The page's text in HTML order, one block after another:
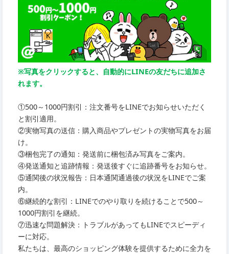
※写真をクリックすると、自動的にLINEの友だちに追加さ
れます。
①500～1000円割引：注文番号をLINEでお知らせいただく
と割引適用。
②実物写真の送信：購入商品やプレゼントの実物写真をお届
け。
③梱包完了の通知：発送前に梱包済み写真をご案内。
④発送通知と追跡情報：発送後すぐに追跡番号をお知らせ。
⑤通関後の状況報告：日本通関通過後の状況をLINEでご案
内。
⑥継続的な割引：LINEでのやり取りを続けることで500～
1000円割引を継続。
⑦迅速な問題解決：トラブルがあってもLINEでスピーディ
ーに対応。
私たちは、最高のショッピング体験を提供するために全力を